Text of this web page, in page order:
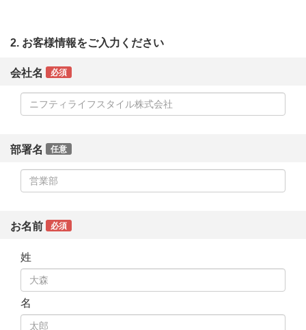
2. お客様情報をご入力ください
会社名 必須
部署名 任意
お名前 必須
姓
名